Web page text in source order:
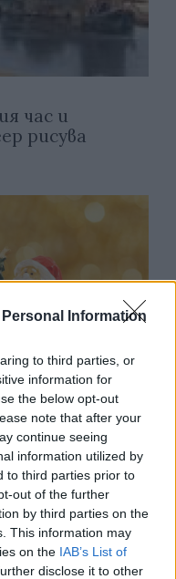
Information
to third parties, or
information for
the below opt-out
note that after your
continue seeing
information utilized by
to third parties prior to
out of the further
by third parties on the
This information may
on the IAB’s List of
disclose it to other
час и
рисува